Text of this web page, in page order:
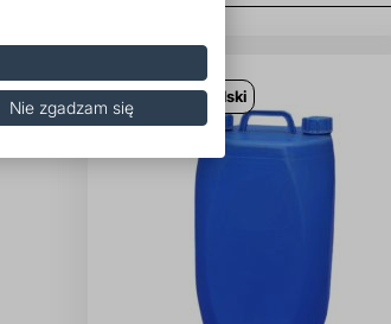
Produkt z Polski
Nie zgadzam się